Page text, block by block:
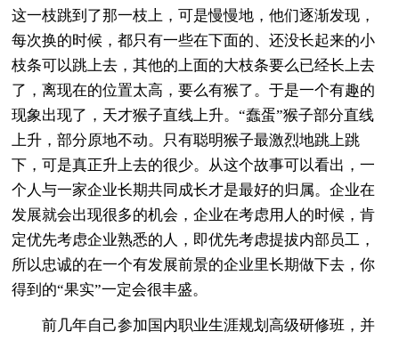
这一枝跳到了那一枝上，可是慢慢地，他们逐渐发现，
每次换的时候，都只有一些在下面的、还没长起来的小
枝条可以跳上去，其他的上面的大枝条要么已经长上去
了，离现在的位置太高，要么有猴了。于是一个有趣的
现象出现了，天才猴子直线上升。“蠢蛋”猴子部分直线
上升，部分原地不动。只有聪明猴子最激烈地跳上跳
下，可是真正升上去的很少。从这个故事可以看出，一
个人与一家企业长期共同成长才是最好的归属。企业在
发展就会出现很多的机会，企业在考虑用人的时候，肯
定优先考虑企业熟悉的人，即优先考虑提拔内部员工，
所以忠诚的在一个有发展前景的企业里长期做下去，你
得到的“果实”一定会很丰盛。
前几年自己参加国内职业生涯规划高级研修班，并